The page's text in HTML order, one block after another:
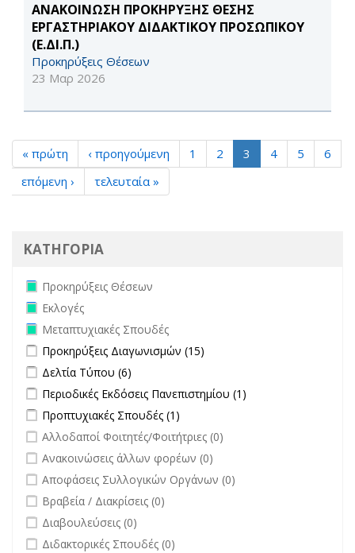
ΑΝΑΚΟΙΝΩΣΗ ΠΡΟΚΗΡΥΞΗΣ ΘΕΣΗΣ
ΕΡΓΑΣΤΗΡΙΑΚΟΥ ΔΙΔΑΚΤΙΚΟΥ ΠΡΟΣΩΠΙΚΟΥ
(Ε.ΔΙ.Π.)
Προκηρύξεις Θέσεων
23 Μαρ 2026
« πρώτη ‹ προηγούμενη 1 2 3 4 5
6
επόμενη ›
τελευταία »
ΚΑΤΗΓΟΡΙΑ
Remove Προκηρύξεις Θέσεων filter
Προκηρύξεις Θέσεων
Remove Εκλογές filter
Εκλογές
Remove Μεταπτυχιακές Σπουδές filter
Μεταπτυχιακές Σπουδές
Apply Προκηρύξεις Διαγωνισμών filter
Προκηρύξεις Διαγωνισμών (15)
Apply Δελτία Τύπου filter
Δελτία Τύπου (6)
Apply Περιοδικές Εκδόσεις Πανεπιστημίου filter
Περιοδικές Εκδόσεις Πανεπιστημίου (1)
Apply Προπτυχιακές Σπουδές filter
Προπτυχιακές Σπουδές (1)
undefined
Αλλοδαποί Φοιτητές/Φοιτήτριες (0)
undefined
Ανακοινώσεις άλλων φορέων (0)
undefined
Αποφάσεις Συλλογικών Οργάνων (0)
undefined
Βραβεία / Διακρίσεις (0)
undefined
Διαβουλεύσεις (0)
undefined
Διδακτορικές Σπουδές (0)